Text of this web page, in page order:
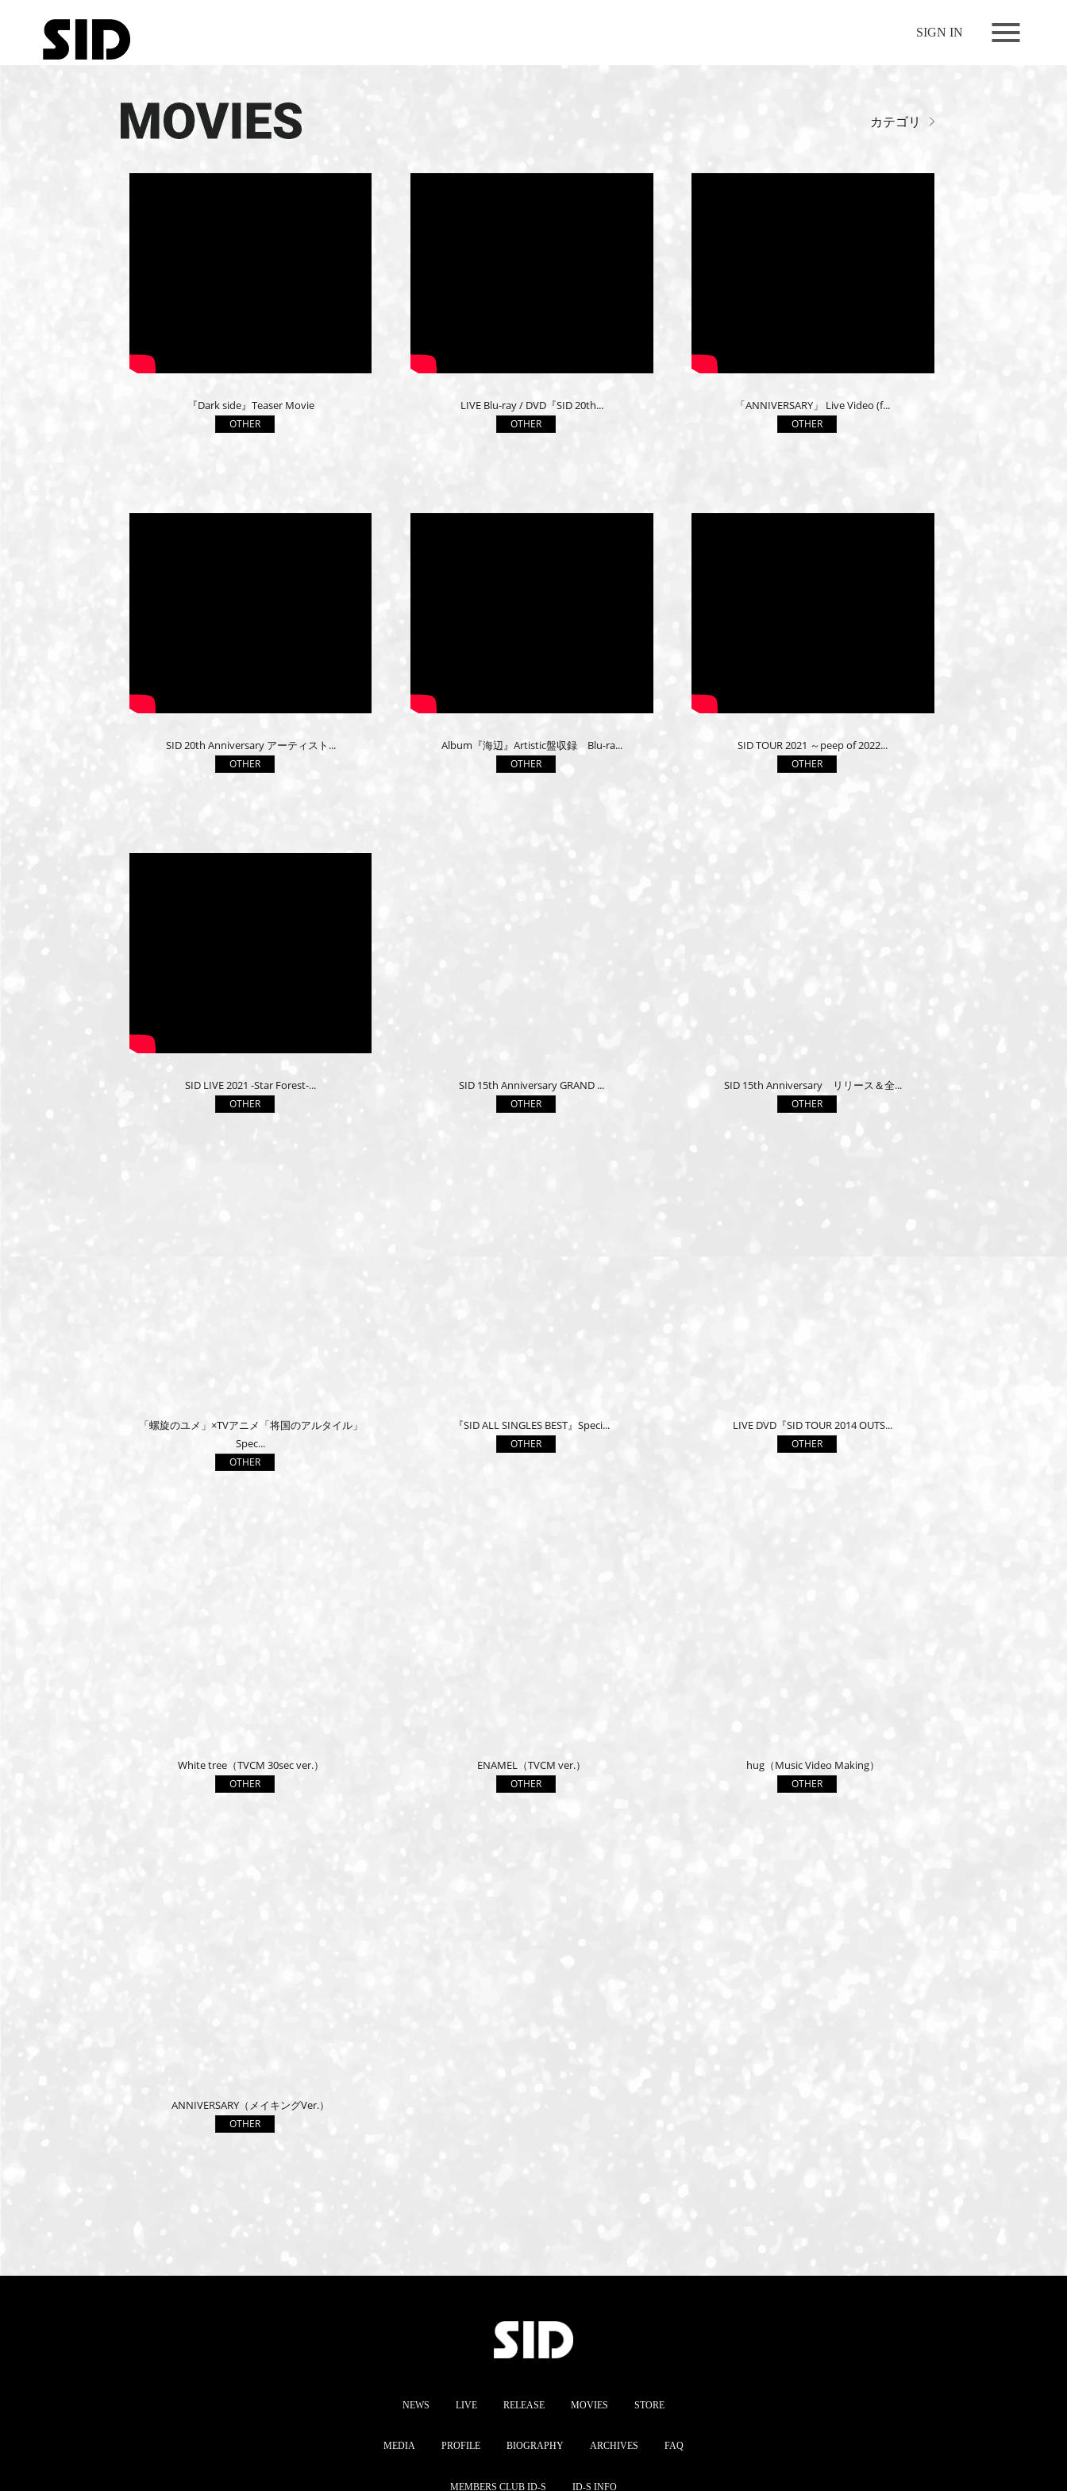
SIGN IN
MEDIA
日本語
カテゴリ
『Dark side』Teaser Movie
OTHER
LIVE Blu-ray / DVD『SID 20th...
OTHER
「ANNIVERSARY」 Live Video (f...
OTHER
SID 20th Anniversary アーティスト...
OTHER
Album『海辺』Artistic盤収録 Blu-ra...
OTHER
SID TOUR 2021 ～peep of 2022...
OTHER
SID LIVE 2021 -Star Forest-...
OTHER
SID 15th Anniversary GRAND ...
OTHER
SID 15th Anniversary リリース＆全...
OTHER
「螺旋のユメ」×TVアニメ「将国のアルタイル」
Spec...
OTHER
『SID ALL SINGLES BEST』Speci...
OTHER
LIVE DVD『SID TOUR 2014 OUTS...
OTHER
White tree（TVCM 30sec ver.）
OTHER
ENAMEL（TVCM ver.）
OTHER
hug（Music Video Making）
OTHER
ANNIVERSARY（メイキングVer.）
OTHER
NEWS LIVE RELEASE MOVIES STORE
MEDIA PROFILE BIOGRAPHY ARCHIVES FAQ
MEMBERS CLUB ID-S ID-S INFO